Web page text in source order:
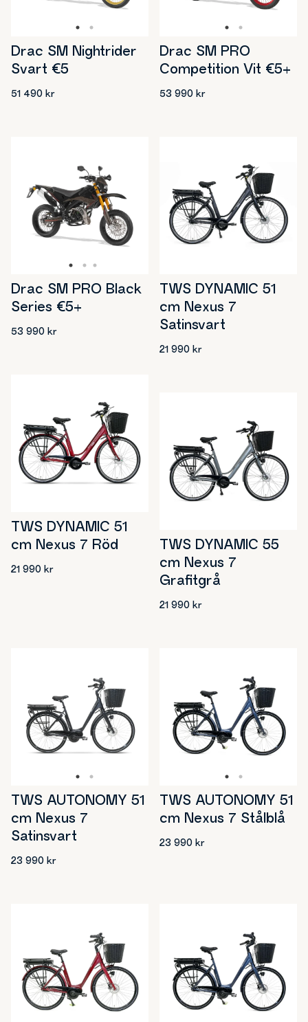
Drac SM Nightrider
Svart €5
51 490 kr
Drac SM PRO
Competition Vit €5+
53 990kr
Drac SM PRO Black
Series €5+
53 990 kr
TWS DYNAMIC 51
cm Nexus 7
Satinsvart
21 990kr
TWS DYNAMIC 51
cm Nexus 7 Röd
21 990 kr
TWS DYNAMIC 55
cm Nexus 7
Grafitgrå
21 990kr
TWS AUTONOMY 51
cm Nexus 7
Satinsvart
23 990 kr
TWS AUTONOMY 51
cm Nexus 7 Stålblå
23 990kr